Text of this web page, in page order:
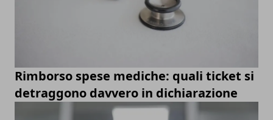
Rimborso spese mediche: quali ticket si
detraggono davvero in dichiarazione